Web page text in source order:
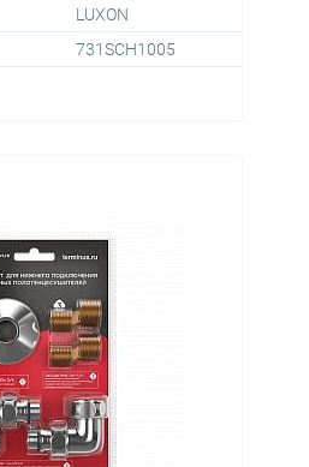
LUXON
731SCH1005